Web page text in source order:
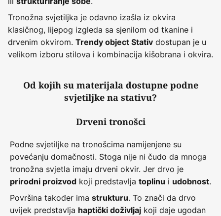
Tronožna svjetiljka je odavno izašla iz okvira
klasičnog, lijepog izgleda sa sjenilom od tkanine i
drvenim okvirom. Trendy object Stativ dostupan je u
velikom izboru stilova i kombinacija kišobrana i okvira.
Od kojih su materijala dostupne podne
svjetiljke na stativu?
Drveni tronošci
Podne svjetiljke na tronošcima namijenjene su
povećanju domačnosti. Stoga nije ni čudo da mnoga
tronožna svjetla imaju drveni okvir. Jer drvo je
prirodni proizvod koji predstavlja toplinu i udobnost.
Površina također ima strukturu. To znači da drvo
uvijek predstavlja haptički doživljaj koji daje ugodan